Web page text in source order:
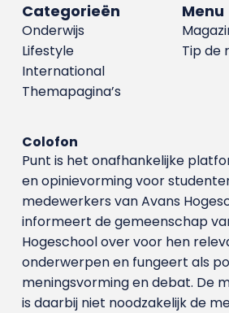
Menu
Tip de
Categorieën
Onderwijs
Lifestyle
International
Themapagina’s
Colofon
Punt is het onafhankelijke
en opinievorming voor
medewerkers van Avans
informeert de gemeenschap
Hogeschool over voor hen
onderwerpen en fungeert als
meningsvorming en debat. De
is daarbij niet noodzakelijk de